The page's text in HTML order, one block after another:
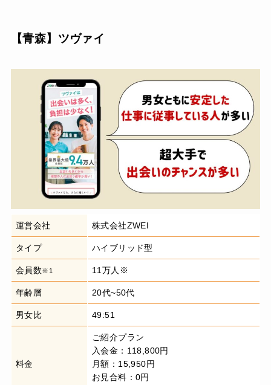
【青森】 ツヴァイ
運営会社 株式会社ZWEI
タイプ ハイブリッド型
会員数※1 11万人※
年齢層 20代~50代
男女比 49:51
料金
ご紹介プラン
入会金：118,800円
月額：15,950円
お見合料：0円